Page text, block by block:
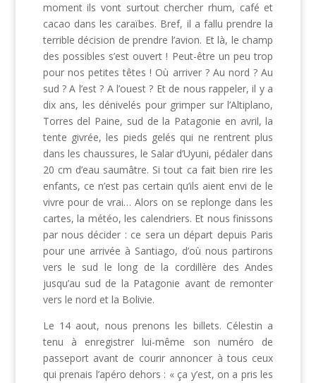
moment ils vont surtout chercher rhum, café et
cacao dans les caraïbes. Bref, il a fallu prendre la
terrible décision de prendre l’avion. Et là, le champ
des possibles s’est ouvert ! Peut-être un peu trop
pour nos petites têtes ! Où arriver ? Au nord ? Au
sud ? A l’est ? A l’ouest ? Et de nous rappeler, il y a
dix ans, les dénivelés pour grimper sur l’Altiplano,
Torres del Paine, sud de la Patagonie en avril, la
tente givrée, les pieds gelés qui ne rentrent plus
dans les chaussures, le Salar d’Uyuni, pédaler dans
20 cm d’eau saumâtre. Si tout ca fait bien rire les
enfants, ce n’est pas certain qu’ils aient envi de le
vivre pour de vrai… Alors on se replonge dans les
cartes, la météo, les calendriers. Et nous finissons
par nous décider : ce sera un départ depuis Paris
pour une arrivée à Santiago, d’où nous partirons
vers le sud le long de la cordillère des Andes
jusqu’au sud de la Patagonie avant de remonter
vers le nord et la Bolivie.
Le 14 aout, nous prenons les billets. Célestin a
tenu à enregistrer lui-même son numéro de
passeport avant de courir annoncer à tous ceux
qui prenais l’apéro dehors : « ça y’est, on a pris les